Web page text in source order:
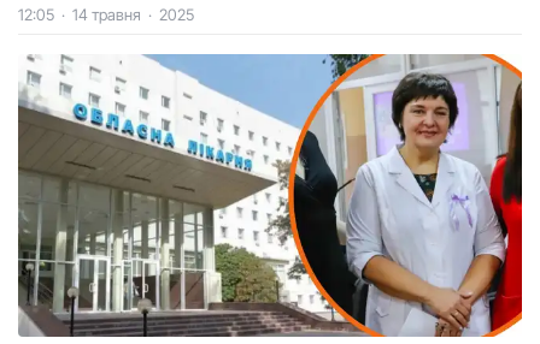
12:05 · 14 травня · 2025